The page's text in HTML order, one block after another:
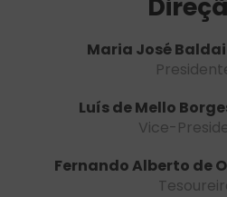
Maria José
Luís de Mello
Vice-
Fernando Alberto de